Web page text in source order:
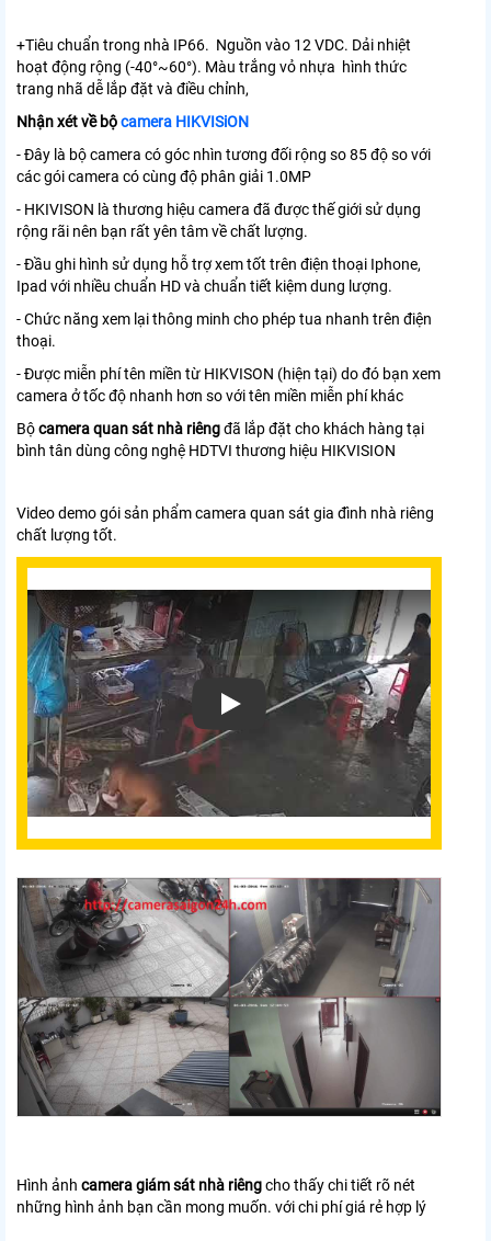
+Tiêu chuẩn trong nhà IP66. Nguồn vào 12 VDC. Dải nhiệt
hoạt động rộng (-40°~60°). Màu trắng vỏ nhựa hình thức
trang nhã dễ lắp đặt và điều chỉnh,
Nhận xét về bộcamera HIKVISiON
- Đây là bộ camera có góc nhìn tương đối rộng so 85 độ so với
các gói camera có cùng độ phân giải 1.0MP
- HKIVISON là thương hiệu camera đã được thế giới sử dụng
rộng rãi nên bạn rất yên tâm về chất lượng.
- Đầu ghi hình sử dụng hỗ trợ xem tốt trên điện thoại Iphone,
Ipad với nhiều chuẩn HD và chuẩn tiết kiệm dung lượng.
- Chức năng xem lại thông minh cho phép tua nhanh trên điện
thoại.
- Được miễn phí tên miền từ HIKVISON (hiện tại) do đó bạn xem
camera ở tốc độ nhanh hơn so với tên miền miễn phí khác
Bộcamera quan sát nhà riêngđã lắp đặt cho khách hàng tại
bình tân dùng công nghệ HDTVI thương hiệu HIKVISION
Video demo gói sản phẩm camera quan sát gia đình nhà riêng
chất lượng tốt.
Xem video Camera Quan Sát Nhà Riêng Hd
Hình ảnh camera giám sát nhà riêngcho thấy chi tiết rõ nét
những hình ảnh bạn cần mong muốn. với chi phí giá rẻ hợp lý